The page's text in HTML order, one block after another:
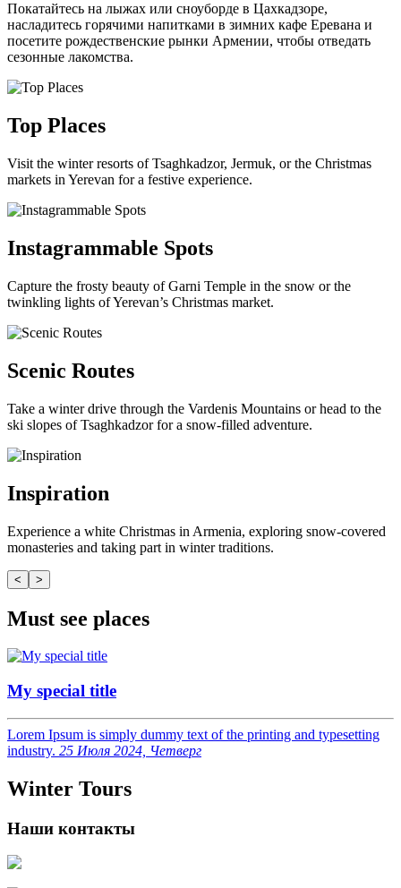
Покатайтесь на лыжах или сноуборде в Цахкадзоре,
насладитесь горячими напитками в зимних кафе Еревана и
посетите рождественские рынки Армении, чтобы отведать
сезонные лакомства.
Top Places
Visit the winter resorts of Tsaghkadzor, Jermuk, or the Christmas
markets in Yerevan for a festive experience.
Instagrammable Spots
Capture the frosty beauty of Garni Temple in the snow or the
twinkling lights of Yerevan’s Christmas market.
Scenic Routes
Take a winter drive through the Vardenis Mountains or head to the
ski slopes of Tsaghkadzor for a snow-filled adventure.
Inspiration
Experience a white Christmas in Armenia, exploring snow-covered
monasteries and taking part in winter traditions.
< >
Must see places
My special title
Lorem Ipsum is simply dummy text of the printing and typesetting
industry. 25 Июля 2024, Четверг
Winter Tours
Наши контакты